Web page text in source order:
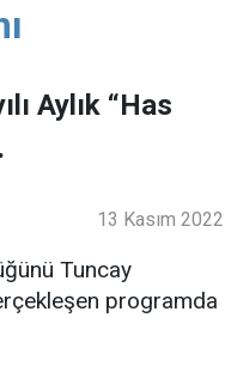
Aylık “Has
13 Kasım 2022
Tuncay
programda